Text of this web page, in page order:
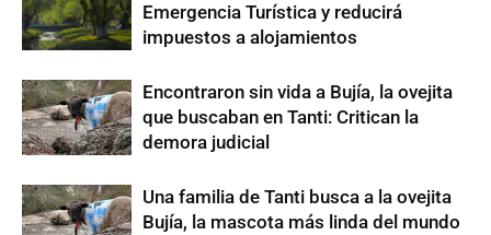
Emergencia Turística y reducirá
impuestos a alojamientos
Encontraron sin vida a Bujía, la ovejita
que buscaban en Tanti: Critican la
demora judicial
Una familia de Tanti busca a la ovejita
Bujía, la mascota más linda del mundo